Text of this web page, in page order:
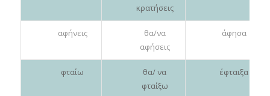
κρατήσεις
αφήνεις
θα/να
αφήσεις
άφησα
φταίω
θα/ να
φταίξω
έφταιξα